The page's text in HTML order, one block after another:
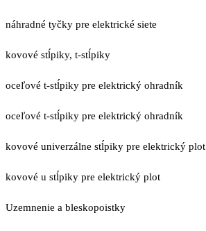
náhradné tyčky pre elektrické siete
kovové stĺpiky, t-stĺpiky
oceľové t-stĺpiky pre elektrický ohradník
oceľové t-stĺpiky pre elektrický ohradník
kovové univerzálne stĺpiky pre elektrický plot
kovové u stĺpiky pre elektrický plot
Uzemnenie a bleskopoistky